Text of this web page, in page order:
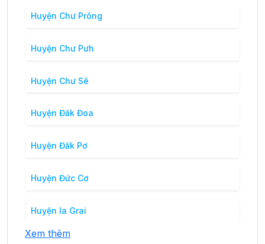
Huyện Chư Prông
Huyện Chư Pưh
Huyện Chư Sê
Huyện Đăk Đoa
Huyện Đăk Pơ
Huyện Đức Cơ
Huyện Ia Grai
Xem thêm